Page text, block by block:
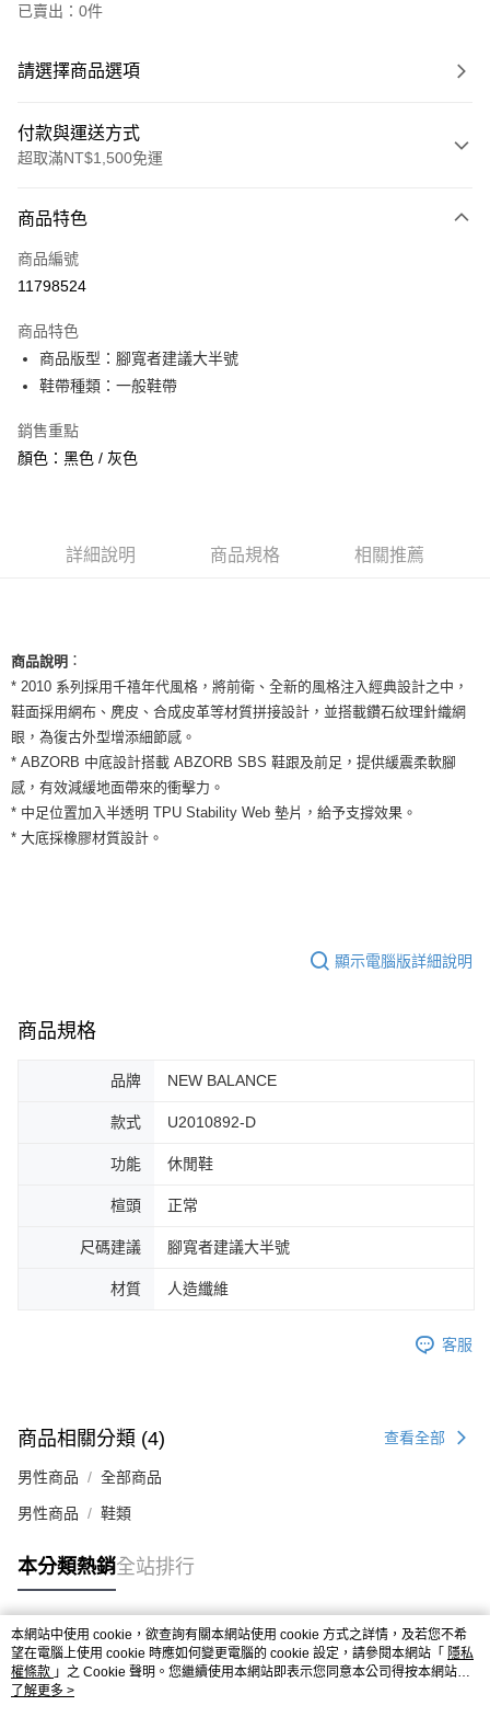
已賣出：0件
請選擇商品選項
付款與運送方式
超取滿NT$1,500免運
信用卡一次付款
信用卡分期付款
合作金庫商業銀行
華南商業銀行
上海商業儲蓄銀行
臺灣中小企業銀行
匯豐（台灣）商業銀行
台新國際商業銀行
中國信託商業銀行
超商取貨付款
LINE Pay
Apple Pay
街口支付
全盈+PAY
AFTEE先享後付是「在收到商品之後才付款」的支付方式。 讓您購物簡單
便利好安心！
１．簡單：不需註冊會員、不需綁卡、不需儲值。
２．便利：只要手機號碼，簡訊認證，即可結帳。
３．安心：先確認商品／服務後，再付款。
【「AFTEE先享後付」結帳流程】
結帳頁面，進行簡訊認證並確認金額後，即可完成結帳。
２．訂單成立數日內，您將收到繳費通知簡訊。
※ 交易是否成功請以「AFTEE先享後付 」之結帳頁面顯示為準，若有關於
【注意事項】
易，需依本服務之必要範圍內提供個人資料，並將交易相關給付款項請求債
２．關於個人資料處理事宜，請瀏覽以下網址：
３．未成年的使用者請事先徵得法定代理人或監護人之同意方可使用
「AFTEE先享後付」，若未經同意申辦者引起之損失，本公司不負相關責
４．使用「AFTEE先享後付」時，將依據個別帳號之用戶狀況，依本公司即
請求用戶進行身份認證。
恩沛科技股份有限公司將有權停止該用戶之使用額度並採取法律行動。
ATM付款
運送方式
全家取貨付款
每筆NT$60，滿NT$1,500(含以上)免運費
付款後全家取貨
每筆NT$60，滿NT$1,500(含以上)免運費
宅配
商品特色
商品編號
11798524
商品特色
商品版型：腳寬者建議大半號
鞋帶種類：一般鞋帶
銷售重點
顏色：黑色 / 灰色
詳細說明 商品規格 相關推薦
商品說明 ：
* 2010 系列採用千禧年代風格，將前衛、全新的風格注入經典設計之中，
鞋面採用網布、麂皮、合成皮革等材質拼接設計，並搭載鑽石紋理針織網
眼，為復古外型增添細節感。
* ABZORB 中底設計搭載 ABZORB SBS 鞋跟及前足，提供緩震柔軟腳
感，有效減緩地面帶來的衝擊力。
* 中足位置加入半透明 TPU Stability Web 墊片，給予支撐效果。
* 大底採橡膠材質設計。
顯示電腦版詳細說明
商品規格
品牌 NEW BALANCE
款式 U2010892-D
功能 休閒鞋
楦頭 正常
尺碼建議 腳寬者建議大半號
材質 人造纖維
客服
商品相關分類 (4) 查看全部
男性商品 全部商品
男性商品 鞋類
本分類熱銷全站排行
熱門標籤
本網站中使用 cookie，欲查詢有關本網站使用 cookie 方式之詳情，及若您不希
望在電腦上使用 cookie 時應如何變更電腦的 cookie 設定，請參閱本網站「 隱私
權條款 」之 Cookie 聲明。您繼續使用本網站即表示您同意本公司得按本網站使
用條款之 Cookie 聲明使用 cookie。
了解更多 >